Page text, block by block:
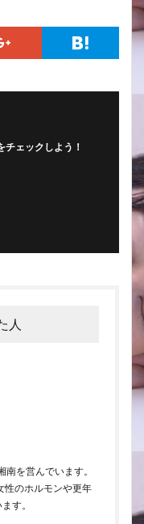
チェックしよう！
人
を営んでいます。
性のホルモンや更年
す。